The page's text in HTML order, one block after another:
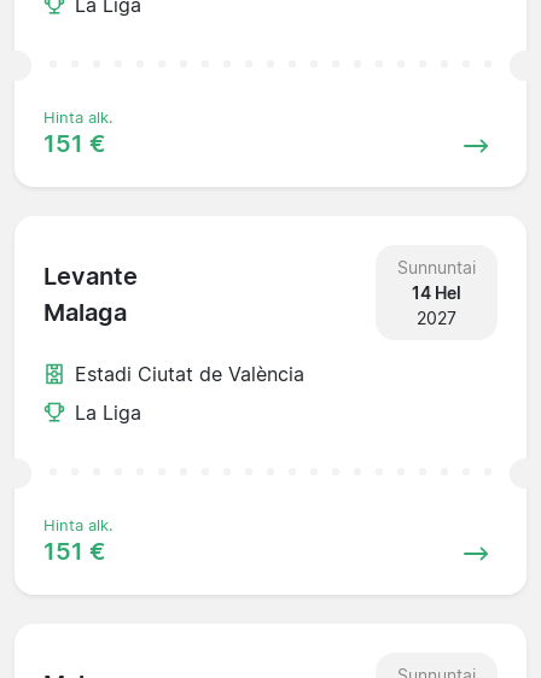
Hinta alk.
151 €
Levante
Malaga
Sunnuntai
14 Hel
2027
Estadi Ciutat de València
La Liga
Hinta alk.
151 €